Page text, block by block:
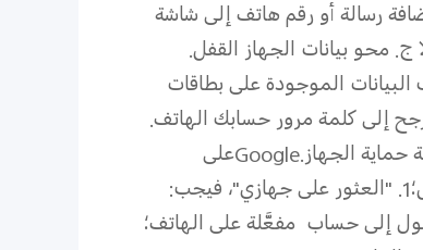
رسالة أو رقم هاتف إلى شاشة
القفل. ج. محو بيانات الجهاز
الموجودة على بطاقات
الهاتف. إلى كلمة مرور حسابك
علىGoogleالجهاز.
"العثور على جهازي"، فيجب: 1.
مفعَّلة على الهاتف؛